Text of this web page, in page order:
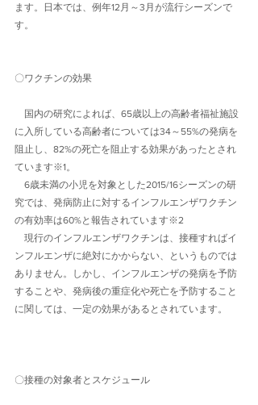
ます。日本では、例年12月～3月が流行シーズンで
す。
〇ワクチンの効果
国内の研究によれば、65歳以上の高齢者福祉施設
に入所している高齢者については34～55%の発病を
阻止し、82%の死亡を阻止する効果があったとされ
ています※1。
6歳未満の小児を対象とした2015/16シーズンの研
究では、発病防止に対するインフルエンザワクチン
の有効率は60%と報告されています※2
現行のインフルエンザワクチンは、接種すればイ
ンフルエンザに絶対にかからない、というものでは
ありません。しかし、インフルエンザの発病を予防
することや、発病後の重症化や死亡を予防すること
に関しては、一定の効果があるとされています。
〇接種の対象者とスケジュール